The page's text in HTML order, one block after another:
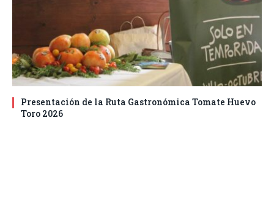
Presentación de la Ruta Gastronómica Tomate Huevo
Toro 2026